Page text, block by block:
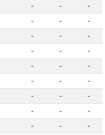
- -
-
- -
-
- -
-
- -
-
- -
-
- -
-
- -
-
- -
-
- -
-